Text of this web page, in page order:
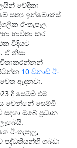
වේදිකා
සත්‍ය ඉන්බොක්ස්
ඊ-තැපැල
භාවිතා කර
විදියට
ඒ නිසා
10 විනාඩි ඊ-
ඇදනවා.
දී සෙම්බී එම
වෙන්නේ සෙම්බි
ඔබේ ප්‍රධාන
ඊ-තැපැල,
පද්ධතියන්හි ගබඩා